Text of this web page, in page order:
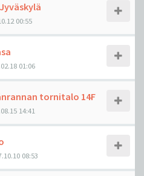
00:55
01:06
tornitalo 14F
14:41
08:53